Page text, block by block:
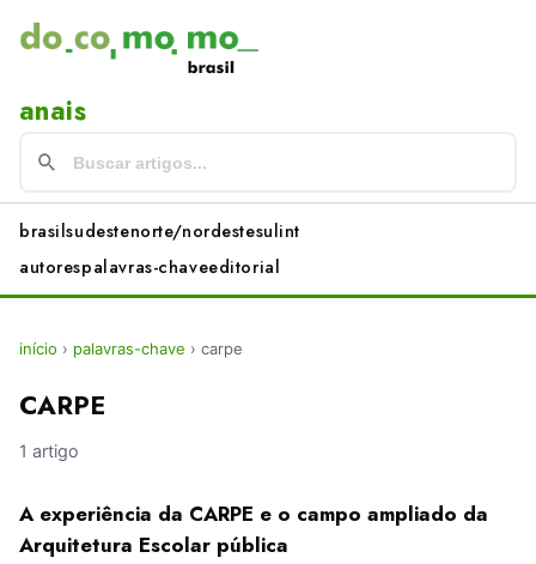
anais
brasilsudestenorte/nordestesulint
autorespalavras-chaveeditorial
início › palavras-chave › carpe
CARPE
1 artigo
A experiência da CARPE e o campo ampliado da
Arquitetura Escolar pública